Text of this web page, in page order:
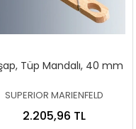
Tüp Mandalı, 40 mm
SUPERIOR MARIENFELD
2.205,96 TL